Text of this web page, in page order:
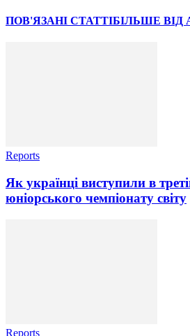
ПОВ'ЯЗАНІ СТАТТІБІЛЬШЕ ВІД
Reports
Як українці виступили в
юніорського чемпіонату світу
Reports